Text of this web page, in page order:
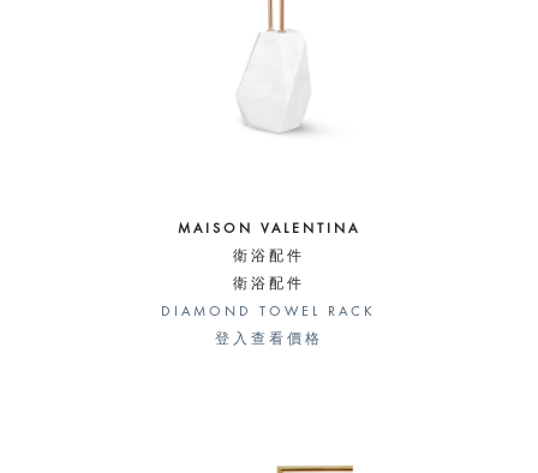
MAISON VALENTINA
衛浴配件
衛浴配件
DIAMOND TOWEL RACK
登入查看價格